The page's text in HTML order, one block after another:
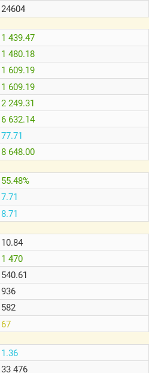
24604
1 439.47
1 480.18
1 609.19
1 609.19
2 249.31
6 632.14
77.71
8 648.00
55.48%
7.71
8.71
10.84
1 470
540.61
936
582
67
1.36
33 476